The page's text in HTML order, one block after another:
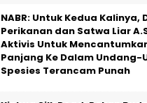
NABR: Untuk Kedua Kalinya,
Perikanan dan Satwa Liar
Aktivis Untuk
Panjang Ke Dalam Undang-
Spesies Terancam Punah